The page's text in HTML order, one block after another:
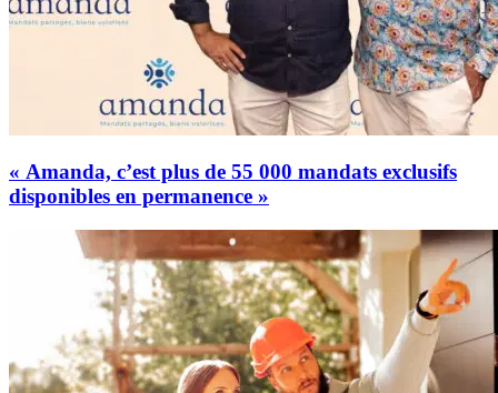
« Amanda, c’est plus de 55 000 mandats exclusifs
disponibles en permanence »